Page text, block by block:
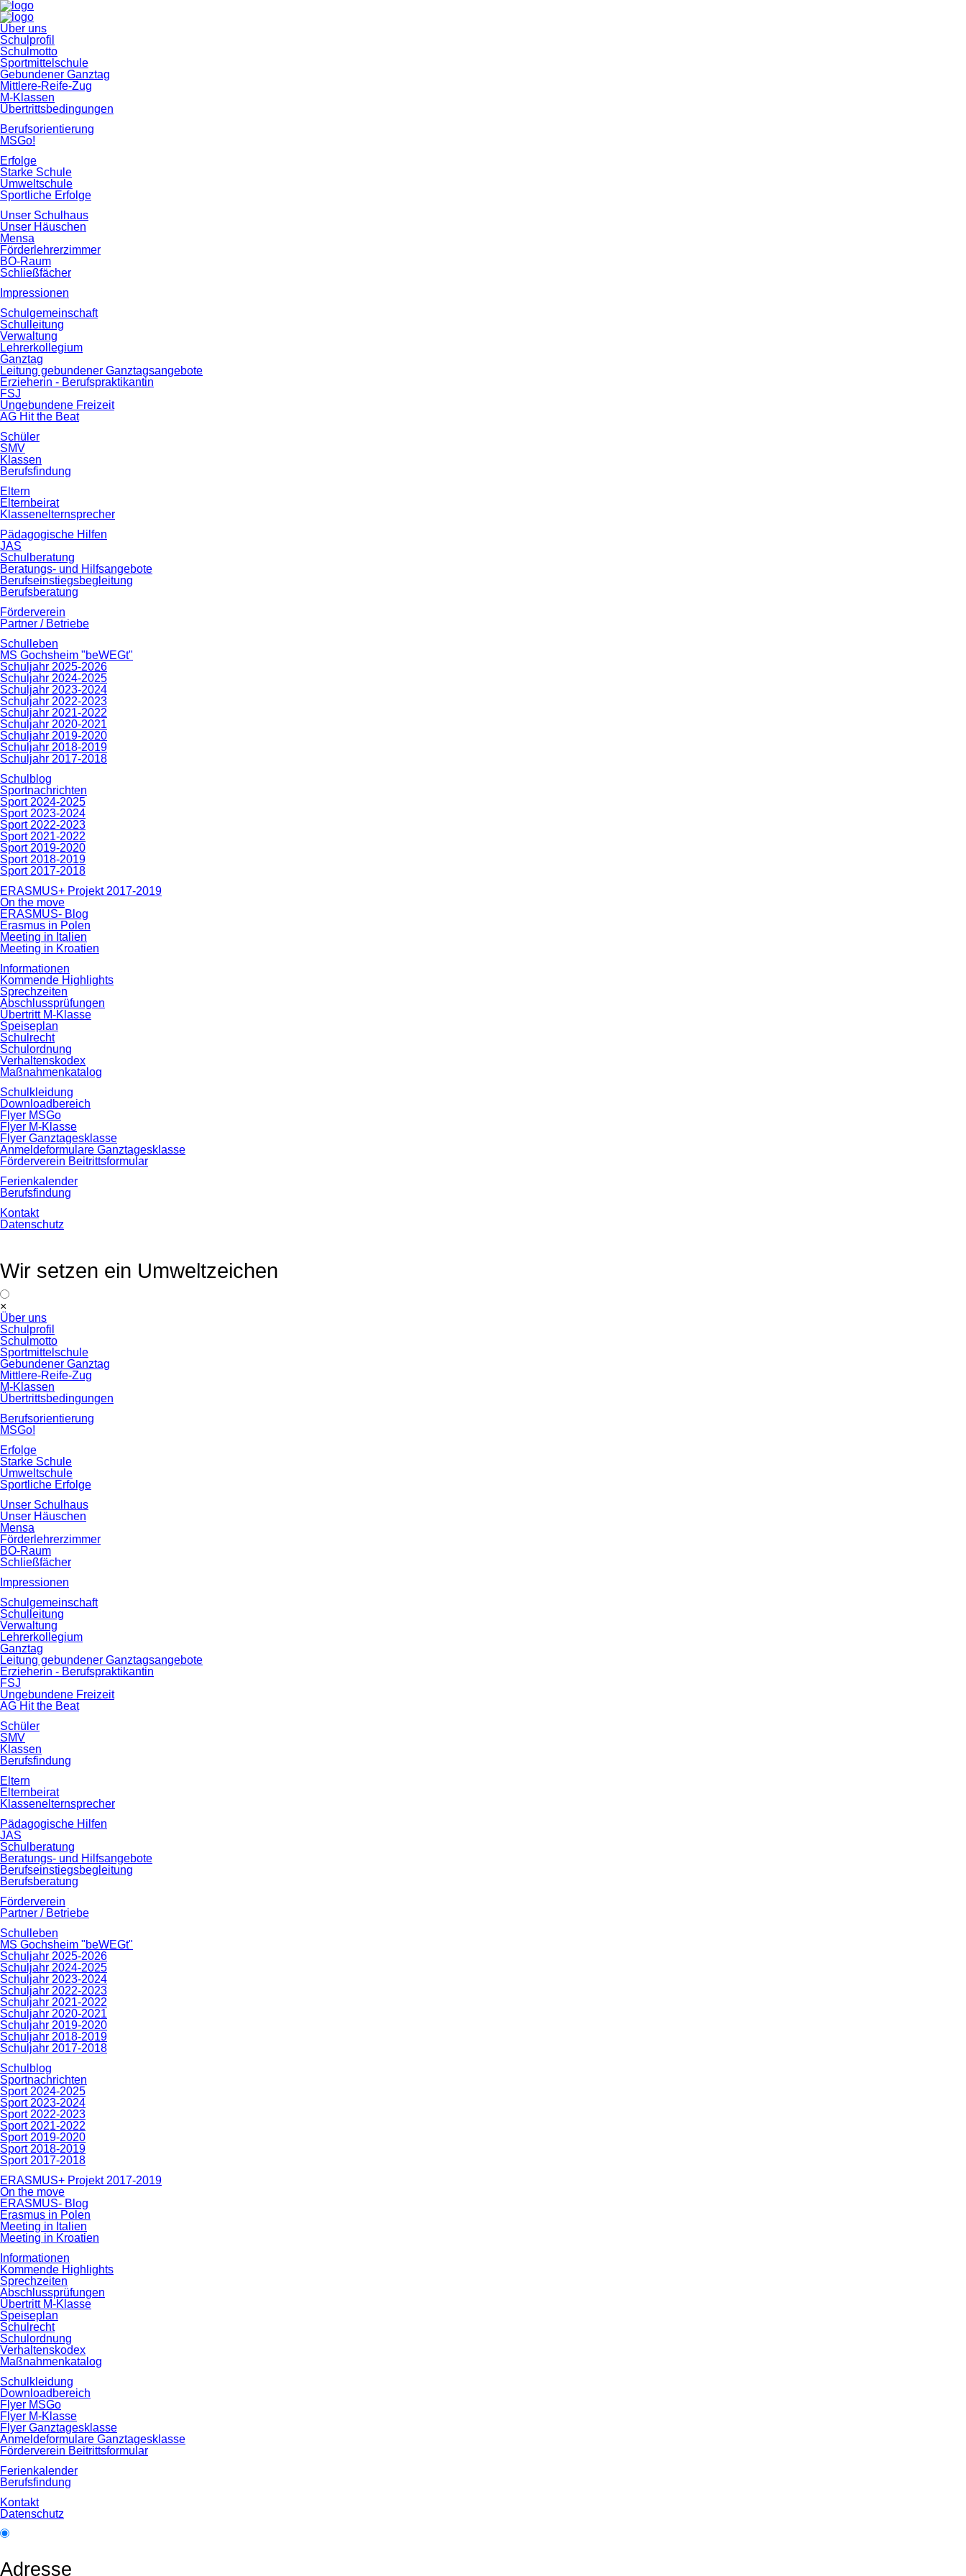
Navigation
überspringen
Über uns
Schulprofil
Schulmotto
Sportmittelschule
Gebundener Ganztag
Mittlere-Reife-Zug
M-Klassen
Übertrittsbedingungen
Berufsorientierung
MSGo!
Erfolge
Starke Schule
Umweltschule
Sportliche Erfolge
Unser Schulhaus
Unser Häuschen
Mensa
Förderlehrerzimmer
BO-Raum
Schließfächer
Impressionen
Schulgemeinschaft
Schulleitung
Verwaltung
Lehrerkollegium
Ganztag
Leitung gebundener Ganztagsangebote
Erzieherin - Berufspraktikantin
FSJ
Ungebundene Freizeit
AG Hit the Beat
Schüler
SMV
Klassen
Berufsfindung
Eltern
Elternbeirat
Klassenelternsprecher
Pädagogische Hilfen
JAS
Schulberatung
Beratungs- und Hilfsangebote
Berufseinstiegsbegleitung
Berufsberatung
Förderverein
Partner / Betriebe
Schulleben
MS Gochsheim "beWEGt"
Schuljahr 2025-2026
Schuljahr 2024-2025
Schuljahr 2023-2024
Schuljahr 2022-2023
Schuljahr 2021-2022
Schuljahr 2020-2021
Schuljahr 2019-2020
Schuljahr 2018-2019
Schuljahr 2017-2018
Schulblog
Sportnachrichten
Sport 2024-2025
Sport 2023-2024
Sport 2022-2023
Sport 2021-2022
Sport 2019-2020
Sport 2018-2019
Sport 2017-2018
ERASMUS+ Projekt 2017-2019
On the move
ERASMUS- Blog
Erasmus in Polen
Meeting in Italien
Meeting in Kroatien
Informationen
Kommende Highlights
Sprechzeiten
Abschlussprüfungen
Übertritt M-Klasse
Speiseplan
Schulrecht
Schulordnung
Verhaltenskodex
Maßnahmenkatalog
Schulkleidung
Downloadbereich
Flyer MSGo
Flyer M-Klasse
Flyer Ganztagesklasse
Anmeldeformulare Ganztagesklasse
Förderverein Beitrittsformular
Ferienkalender
Berufsfindung
Kontakt
Datenschutz
Wir setzen ein Umweltzeichen
×
überspringen
Über uns
Schulprofil
Schulmotto
Sportmittelschule
Gebundener Ganztag
Mittlere-Reife-Zug
M-Klassen
Übertrittsbedingungen
Berufsorientierung
MSGo!
Erfolge
Starke Schule
Umweltschule
Sportliche Erfolge
Unser Schulhaus
Unser Häuschen
Mensa
Förderlehrerzimmer
BO-Raum
Schließfächer
Impressionen
Schulgemeinschaft
Schulleitung
Verwaltung
Lehrerkollegium
Ganztag
Leitung gebundener Ganztagsangebote
Erzieherin - Berufspraktikantin
FSJ
Ungebundene Freizeit
AG Hit the Beat
Schüler
SMV
Klassen
Berufsfindung
Eltern
Elternbeirat
Klassenelternsprecher
Pädagogische Hilfen
JAS
Schulberatung
Beratungs- und Hilfsangebote
Berufseinstiegsbegleitung
Berufsberatung
Förderverein
Partner / Betriebe
Schulleben
MS Gochsheim "beWEGt"
Schuljahr 2025-2026
Schuljahr 2024-2025
Schuljahr 2023-2024
Schuljahr 2022-2023
Schuljahr 2021-2022
Schuljahr 2020-2021
Schuljahr 2019-2020
Schuljahr 2018-2019
Schuljahr 2017-2018
Schulblog
Sportnachrichten
Sport 2024-2025
Sport 2023-2024
Sport 2022-2023
Sport 2021-2022
Sport 2019-2020
Sport 2018-2019
Sport 2017-2018
ERASMUS+ Projekt 2017-2019
On the move
ERASMUS- Blog
Erasmus in Polen
Meeting in Italien
Meeting in Kroatien
Informationen
Kommende Highlights
Sprechzeiten
Abschlussprüfungen
Übertritt M-Klasse
Speiseplan
Schulrecht
Schulordnung
Verhaltenskodex
Maßnahmenkatalog
Schulkleidung
Downloadbereich
Flyer MSGo
Flyer M-Klasse
Flyer Ganztagesklasse
Anmeldeformulare Ganztagesklasse
Förderverein Beitrittsformular
Ferienkalender
Berufsfindung
Kontakt
Datenschutz
Adresse